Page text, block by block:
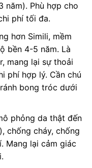
năm). Phù hợp cho
phí tối đa.
hơn Simili, mềm
bền 4-5 năm. Là
mang lại sự thoải
phí hợp lý. Cần chú
bong tróc dưới
phỏng da thật đến
chống cháy, chống
Mang lại cảm giác